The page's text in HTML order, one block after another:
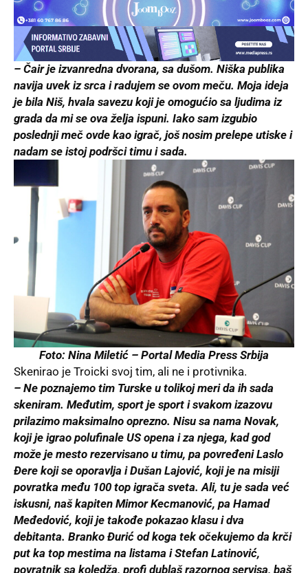
– Čair je izvanredna dvorana, sa dušom. Niška publika
navija uvek iz srca i radujem se ovom meču. Moja ideja
je bila Niš, hvala savezu koji je omogućio sa ljudima iz
grada da mi se ova želja ispuni. Iako sam izgubio
poslednji meč ovde kao igrač, još nosim prelepe utiske i
nadam se istoj podršci timu i sada.
Foto: Nina Miletić – Portal Media Press Srbija
Skenirao je Troicki svoj tim, ali ne i protivnika.
– Ne poznajemo tim Turske u tolikoj meri da ih sada
skeniram. Međutim, sport je sport i svakom izazovu
prilazimo maksimalno oprezno. Nisu sa nama Novak,
koji je igrao polufinale US opena i za njega, kad god
može je mesto rezervisano u timu, pa povređeni Laslo
Đere koji se oporavlja i Dušan Lajović, koji je na misiji
povratka među 100 top igrača sveta. Ali, tu je sada već
iskusni, naš kapiten Mimor Kecmanović, pa Hamad
Međedović, koji je takođe pokazao klasu i dva
debitanta. Branko Đurić od koga tek očekujemo da krči
put ka top mestima na listama i Stefan Latinović,
povratnik sa koledža, profi dublaš razornog servisa, baš